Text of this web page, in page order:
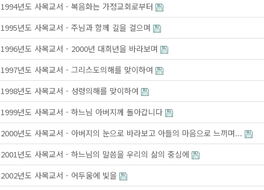
1994년도 사목교서 - 복음화는 가정교회로부터
1995년도 사목교서 - 주님과 함께 길을 걸으며
1996년도 사목교서 - 2000년 대희년을 바라보며
1997년도 사목교서 - 그리스도의해를 맞이하여
1998년도 사목교서 - 성령의해를 맞이하여
1999년도 사목교서 - 하느님 아버지께 돌아갑니다
2000년도 사목교서 - 아버지의 눈으로 바라보고 아들의 마음으로 느끼며...
2001년도 사목교서 - 하느님의 말씀을 우리의 삶의 중심에
2002년도 사목교서 - 어두움에 빛을